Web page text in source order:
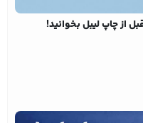
از چاپ لیبل بخوانید!